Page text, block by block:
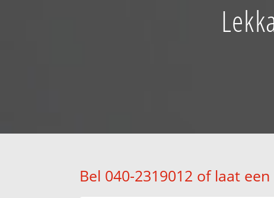
Bel 040-2319012 of laat